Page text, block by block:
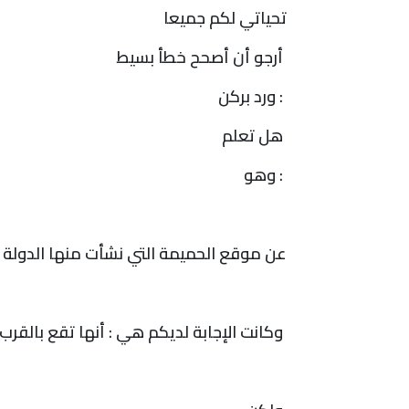
تحياتي لكم جميعا
أرجو أن أصحح خطأ بسيط
ورد بركن:
هل تعلم
وهو:
عن موقع الحميمة التي نشأت منها الدولة
وكانت الإجابة لديكم هي : أنها تقع